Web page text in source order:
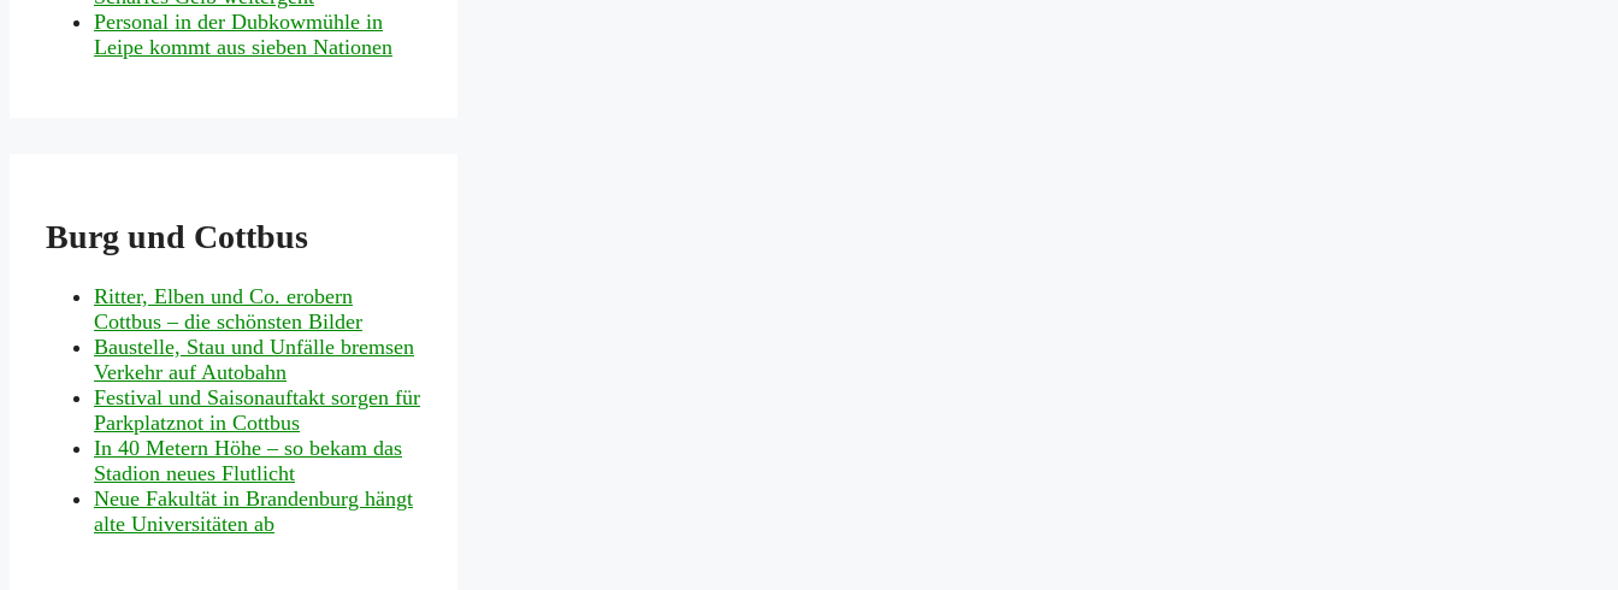
Personal in der Dubkowmühle in
Leipe kommt aus sieben Nationen
Burg und Cottbus
Ritter, Elben und Co. erobern
Cottbus – die schönsten Bilder
Baustelle, Stau und Unfälle bremsen
Verkehr auf Autobahn
Festival und Saisonauftakt sorgen für
Parkplatznot in Cottbus
In 40 Metern Höhe – so bekam das
Stadion neues Flutlicht
Neue Fakultät in Brandenburg hängt
alte Universitäten ab